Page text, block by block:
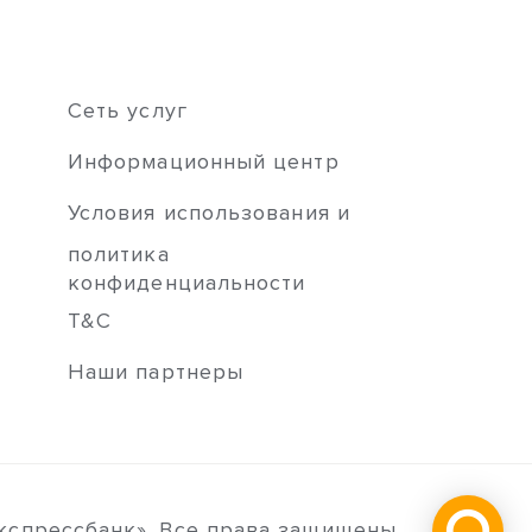
Сеть услуг
Информационный центр
Условия использования и
политика
конфиденциальности
T&C
Наши партнеры